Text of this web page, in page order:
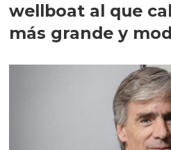
wellboat al que
más grande y